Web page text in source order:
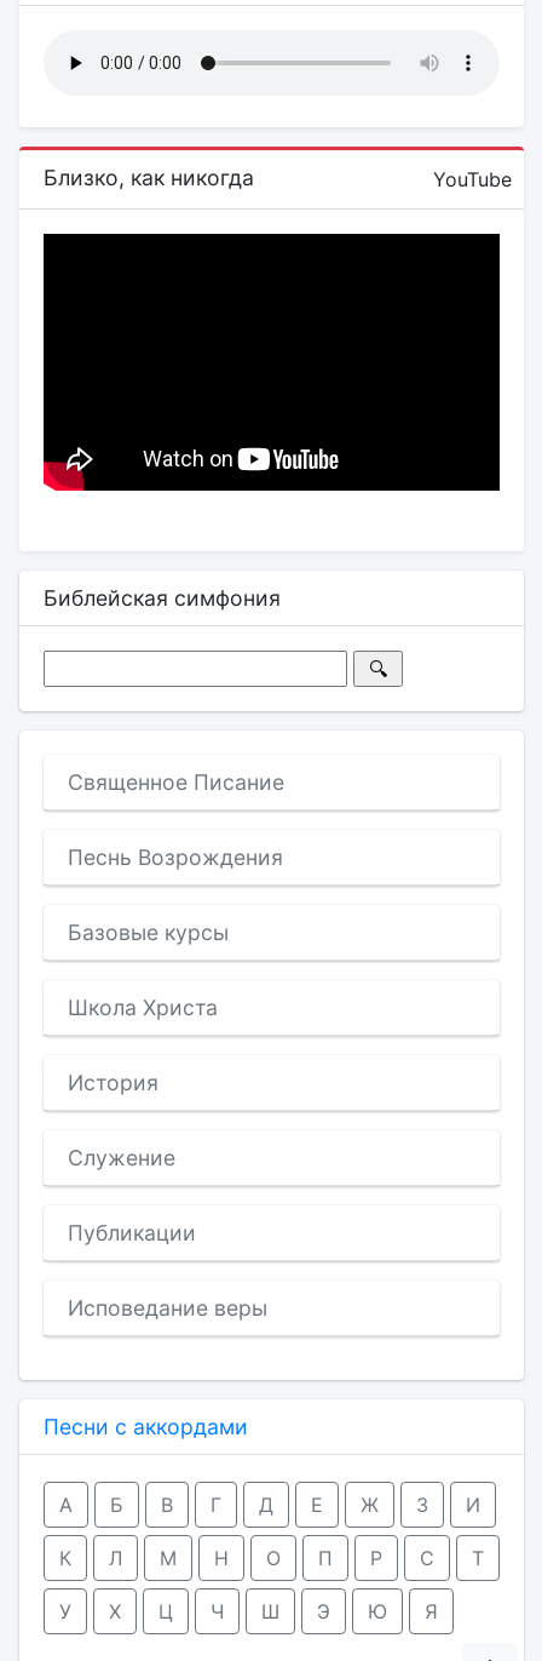
Близко, как никогда YouTube
Библейская симфония
Священное Писание
Песнь Возрождения
Базовые курсы
Школа Христа
История
Служение
Публикации
Исповедание веры
Песни с аккордами
А Б В Г Д Е Ж З И
К Л М Н О П Р С Т
У Х Ц Ч Ш Э Ю Я